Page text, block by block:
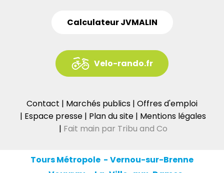
Calculateur JVMALIN
Velo-rando.fr
Contact Marchés publics Offres d'emploi
Espace presse
Plan du site
Mentions légales
Fait main par Tribu and Co
Tours Métropole
Vernou-sur-Brenne